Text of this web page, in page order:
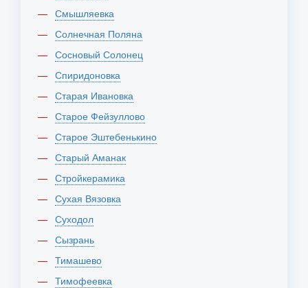
Смышляевка
Солнечная Поляна
Сосновый Солонец
Спиридоновка
Старая Ивановка
Старое Фейзуллово
Старое Эштебенькино
Старый Аманак
Стройкерамика
Сухая Вязовка
Суходол
Сызрань
Тимашево
Тимофеевка